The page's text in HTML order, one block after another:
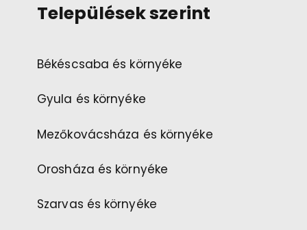
Települések szerint
Békéscsaba és környéke
Gyula és környéke
Mezőkovácsháza és környéke
Orosháza és környéke
Szarvas és környéke